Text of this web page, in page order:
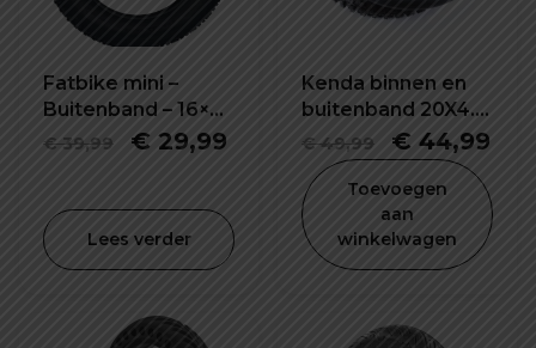
Fatbike mini –
Buitenband – 16×4
– Chao Yang
€39,99
Oorspronkelijke
was:
€ 39,99.
€ 29,99 Huidige
is:
€ 29,99.
Lees verder
Kenda binnen en
buitenband 20X4.0
inch
€49,99
was:
€ 49,99.
€ 44,99
is:
Toevoegen
aan
winkelwagen